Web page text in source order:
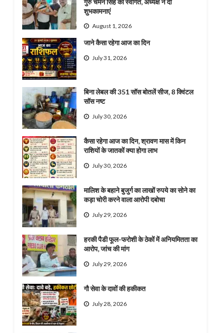
गुरु चमन सिंह का स्वागत, अध्यक्ष ने दी
शुभकामनाएं
August 1, 2026
जाने कैसा रहेगा आज का दिन
July 31, 2026
बिना लेबल की 351 सॉस बोतलें सीज, 8 क्विंटल
सॉस नष्ट
July 30, 2026
कैसा रहेगा आज का दिन, श्रावण मास में किन
राशियों के जातकों क्या होगा लाभ
July 30, 2026
मालिश के बहाने बुजुर्ग का लाखों रुपये का सोने का
कड़ा चोरी करने वाला आरोपी दबोचा
July 29, 2026
हरकी पैडी फूल-फरोशी के ठेकों में अनियमितता का
आरोप, जांच की मांग
July 29, 2026
गौ सेवा के दावों की हकीकत
July 28, 2026